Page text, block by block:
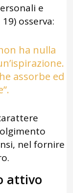
e
osserva:
ha nulla
assorbe ed
nel fornire
attivo